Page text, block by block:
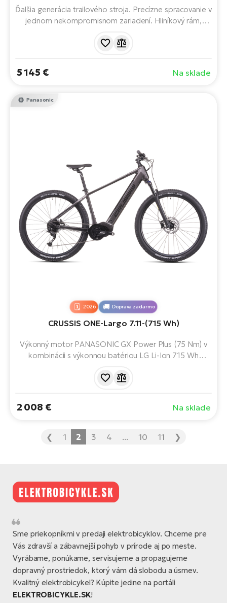
Ďalšia generácia trailového stroja. Precízne spracovanie v
jednom nekompromisnom zariadení. Hliníkový rám,
nabíjačka (12 A) a 12 rýchlostí. Dolet až 157 km.
5 145 € Na sklade
Panasonic
2026 Doprava zadarmo
CRUSSIS ONE-Largo 7.11-(715 Wh)
Výkonný motor PANASONIC GX Power Plus (75 Nm) v
kombinácii s výkonnou batériou LG Li-Ion 715 Wh
rámu, odpruženej vidlici a spoľahlivým hydraulickým
2 008 € Na sklade
❮ 1 2 3 4 ... 10 11 ❯
Sme priekopníkmi v predaji elektrobicyklov. Chceme pre
Vás zdravší a zábavnejší pohyb v prírode aj po meste.
Vyrábame, ponúkame, servisujeme a propagujeme
dopravný prostriedok, ktorý vám dá slobodu a úsmev.
Kvalitný elektrobicykel? Kúpite jedine na portáli
ELEKTROBICYKLE.SK!